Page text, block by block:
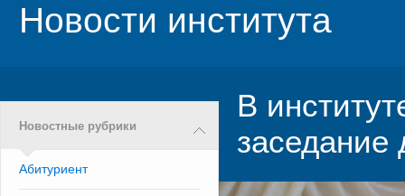
Новости института
Новостные рубрики
Абитуриент
В
заседание